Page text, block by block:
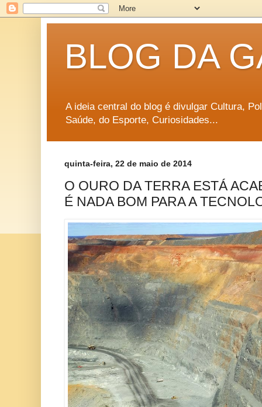
BLOG DA
A ideia central do blog é divulgar Cultura,
Saúde, do Esporte, Curiosidades...
quinta-feira, 22 de maio de 2014
O OURO DA TERRA ESTÁ
É NADA BOM PARA A